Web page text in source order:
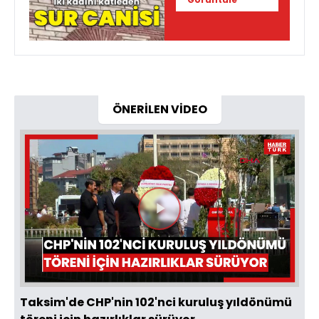
ÖNERİLEN VİDEO
Videoyu
Oynat
Taksim'de CHP'nin 102'nci kuruluş yıldönümü